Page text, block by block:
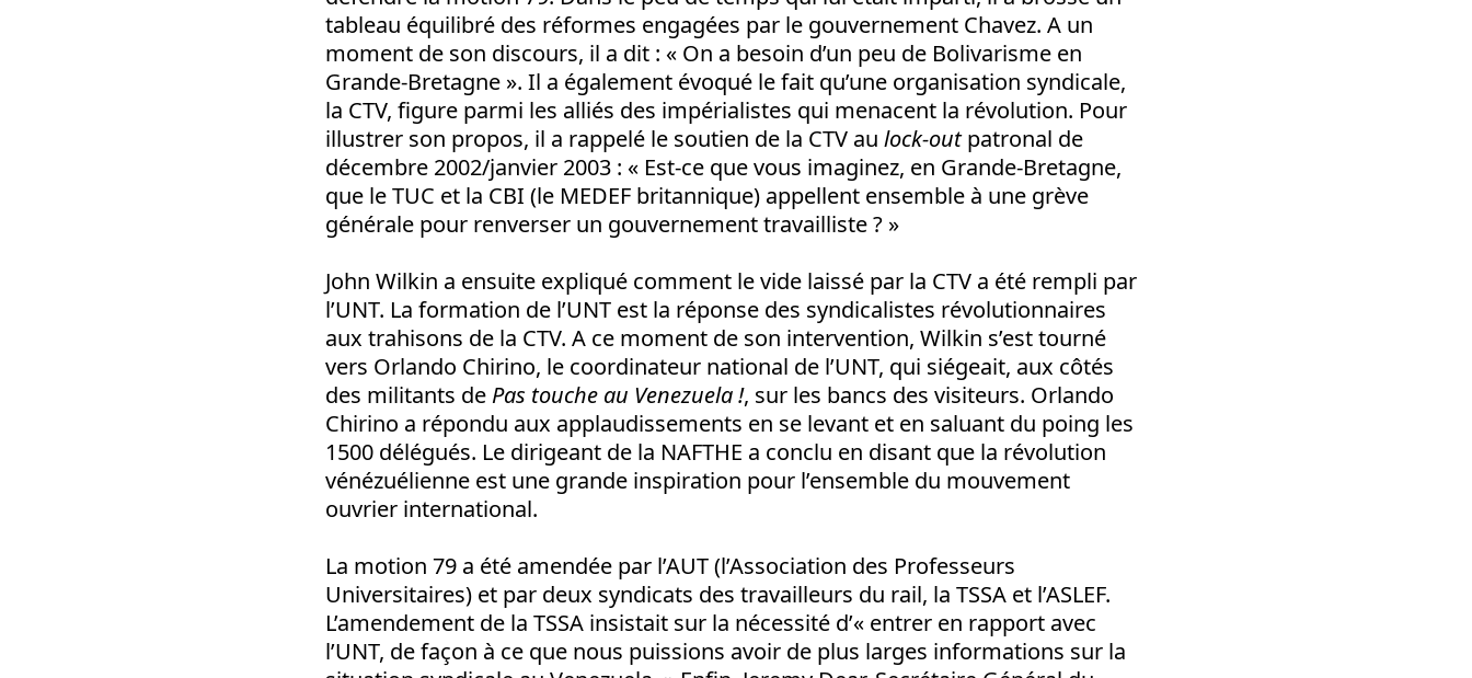
tableau équilibré des réformes engagées par le gouvernement Chavez. A un
moment de son discours, il a dit : « On a besoin d’un peu de Bolivarisme en
Grande-Bretagne ». Il a également évoqué le fait qu’une organisation syndicale,
la CTV, figure parmi les alliés des impérialistes qui menacent la révolution. Pour
illustrer son propos, il a rappelé le soutien de la CTV au lock-outpatronal de
décembre 2002/janvier 2003 : « Est-ce que vous imaginez, en Grande-Bretagne,
que le TUC et la CBI (le MEDEF britannique) appellent ensemble à une grève
générale pour renverser un gouvernement travailliste ? »
John Wilkin a ensuite expliqué comment le vide laissé par la CTV a été rempli par
l’UNT. La formation de l’UNT est la réponse des syndicalistes révolutionnaires
aux trahisons de la CTV. A ce moment de son intervention, Wilkin s’est tourné
vers Orlando Chirino, le coordinateur national de l’UNT, qui siégeait, aux côtés
des militants de Pas touche au Venezuela !, sur les bancs des visiteurs. Orlando
Chirino a répondu aux applaudissements en se levant et en saluant du poing les
1500 délégués. Le dirigeant de la NAFTHE a conclu en disant que la révolution
vénézuélienne est une grande inspiration pour l’ensemble du mouvement
ouvrier international.
La motion 79 a été amendée par l’AUT (l’Association des Professeurs
Universitaires) et par deux syndicats des travailleurs du rail, la TSSA et l’ASLEF.
L’amendement de la TSSA insistait sur la nécessité d’« entrer en rapport avec
l’UNT, de façon à ce que nous puissions avoir de plus larges informations sur la